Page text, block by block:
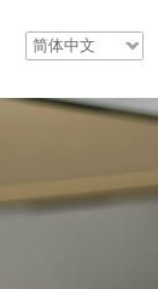
简体中文